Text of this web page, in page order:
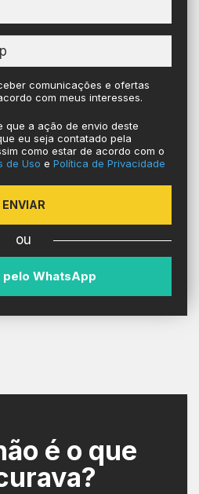
comunicações e ofertas
com meus interesses.
que a ação de envio deste
eu seja contatado pela
como estar de acordo com o
de Uso e Política de Privacidade
ENVIAR
ou
pelo WhatsApp
é o que